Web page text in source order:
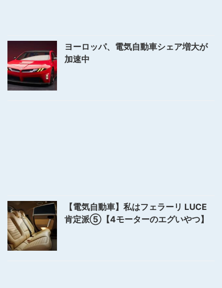
ヨーロッパ、電気自動車シェア増大が
加速中
【電気自動車】私はフェラーリ LUCE
肯定派⑤【4モーターのエグいやつ】